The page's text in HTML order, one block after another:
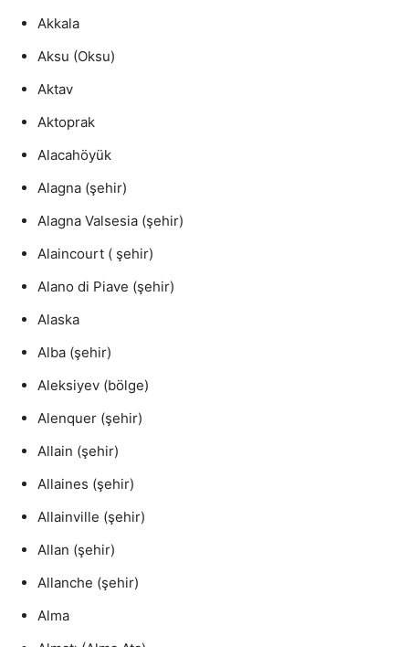
Akkala
Aksu (Oksu)
Aktav
Aktoprak
Alacahöyük
Alagna (şehir)
Alagna Valsesia (şehir)
Alaincourt ( şehir)
Alano di Piave (şehir)
Alaska
Alba (şehir)
Aleksiyev (bölge)
Alenquer (şehir)
Allain (şehir)
Allaines (şehir)
Allainville (şehir)
Allan (şehir)
Allanche (şehir)
Alma